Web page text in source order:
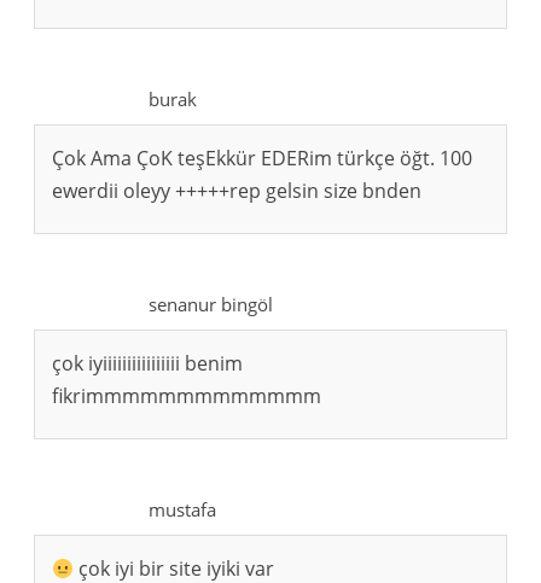
burak
Çok Ama ÇoK teşEkkür EDERim türkçe öğt. 100
ewerdii oleyy +++++rep gelsin size bnden
senanur bingöl
çok iyiiiiiiiiiiiiiiii benim
fikrimmmmmmmmmmmmm
mustafa
çok iyi bir site iyiki var